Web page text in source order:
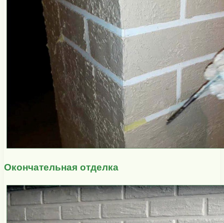
Окончательная отделка